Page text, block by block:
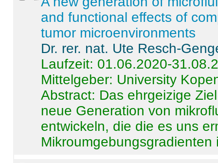
and functional effects of
tumor microenvironments
Dr. rer. nat. Ute Resch-
Laufzeit: 01.06.2020-
Mittelgeber: University
Abstract: Das ehrgeizige
neue Generation von
entwickeln, die die es uns
Mikroumgebungsgradienten